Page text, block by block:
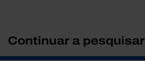
Continuar a pesquisar